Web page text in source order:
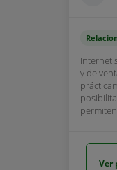
Internet
y de
Ver